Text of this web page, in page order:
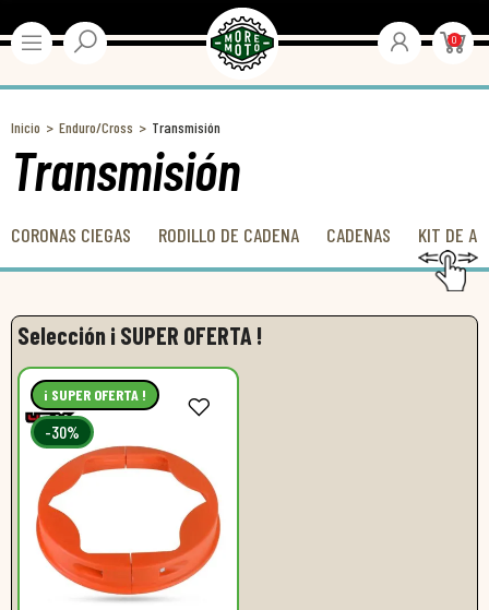
0
Inicio Enduro/Cross Transmisión
Transmisión
CORONAS CIEGAS RODILLO DE CADENA CADENAS KIT DE
Selección ¡ SUPER OFERTA !
¡ SUPER OFERTA !
-30%